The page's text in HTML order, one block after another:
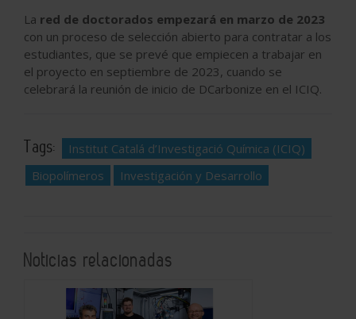
La red de doctorados empezará en marzo de 2023
con un proceso de selección abierto para contratar a los
estudiantes, que se prevé que empiecen a trabajar en
el proyecto en septiembre de 2023, cuando se
celebrará la reunión de inicio de DCarbonize en el ICIQ.
Tags:
Institut Catalá d’Investigació Química (ICIQ)
Biopolímeros
Investigación y Desarrollo
Noticias relacionadas